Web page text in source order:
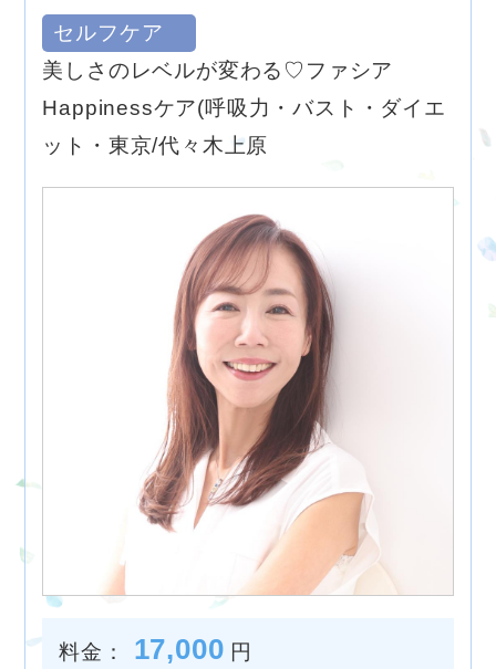
セルフケア
美しさのレベルが変わる♡ファシア
Happinessケア(呼吸力・バスト・ダイエ
ット・東京/代々木上原
料金： 17,000 円